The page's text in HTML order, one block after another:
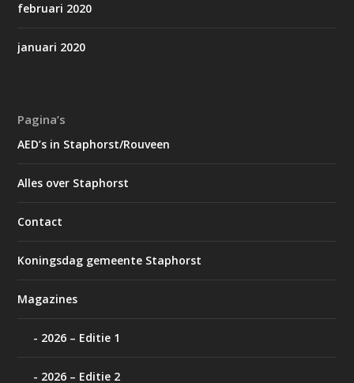
februari 2020
januari 2020
Pagina’s
AED’s in Staphorst/Rouveen
Alles over Staphorst
Contact
Koningsdag gemeente Staphorst
Magazines
2026 – Editie 1
2026 – Editie 2